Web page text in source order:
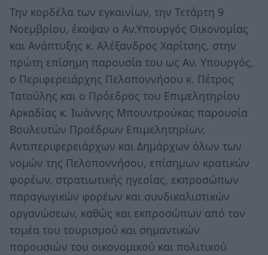
Την κορδέλα των εγκαινίων, την Τετάρτη 9
Νοεμβρίου, έκοψαν ο Αν.Υπουργός Οικονομίας
και Ανάπτυξης κ. Αλέξανδρος Χαρίτσης, στην
πρώτη επίσημη παρουσία του ως Αν. Υπουργός,
ο Περιφερειάρχης Πελοποννήσου κ. Πέτρος
Τατούλης και ο Πρόεδρος του Επιμελητηρίου
Αρκαδίας κ. Ιωάννης Μπουντρούκας παρουσία
Βουλευτών Προέδρων Επιμελητηρίων,
Αντιπεριφερειάρχων και Δημάρχων όλων των
νομών της Πελοποννήσου, επίσημων κρατικών
φορέων, στρατιωτικής ηγεσίας, εκπροσώπων
παραγωγικών φορέων και συνδικαλιστικών
οργανώσεων, καθώς και εκπροσώπων από τον
τομέα του τουρισμού και σημαντικών
παρουσιών του οικονομικού και πολιτικού